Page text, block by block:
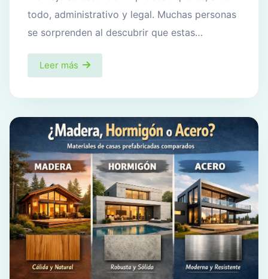
todo, administrativo y legal. Muchas personas
se sorprenden al descubrir que estas…
Leer más